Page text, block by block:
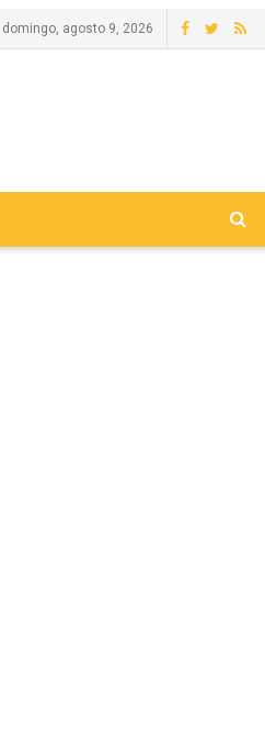
domingo, agosto 9, 2026